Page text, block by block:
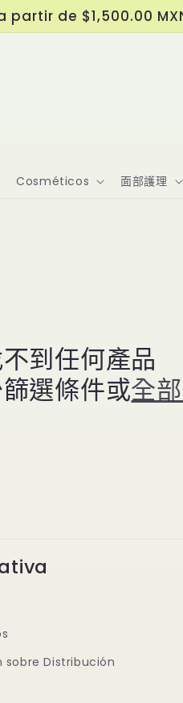
de $1,500.00 MXN
Cosméticos 面部護理
到任何產品
選條件或全
Distribución